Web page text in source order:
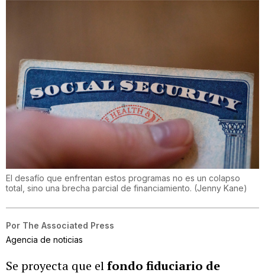
El desafío que enfrentan estos programas no es un colapso
total, sino una brecha parcial de financiamiento. (Jenny Kane)
Por The Associated Press
Agencia de noticias
Se proyecta que elfondo fiduciario de